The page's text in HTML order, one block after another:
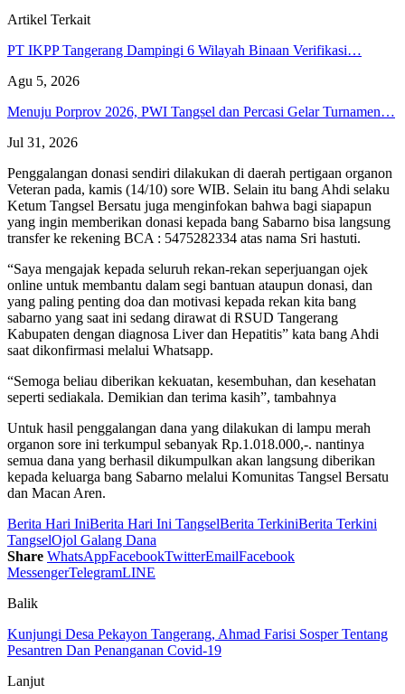
Artikel Terkait
PT IKPP Tangerang Dampingi 6 Wilayah Binaan Verifikasi…
Agu 5, 2026
Menuju Porprov 2026, PWI Tangsel dan Percasi Gelar Turnamen…
Jul 31, 2026
Penggalangan donasi sendiri dilakukan di daerah pertigaan organon
Veteran pada, kamis (14/10) sore WIB. Selain itu bang Ahdi selaku
Ketum Tangsel Bersatu juga menginfokan bahwa bagi siapapun
yang ingin memberikan donasi kepada bang Sabarno bisa langsung
transfer ke rekening BCA : 5475282334 atas nama Sri hastuti.
“Saya mengajak kepada seluruh rekan-rekan seperjuangan ojek
online untuk membantu dalam segi bantuan ataupun donasi, dan
yang paling penting doa dan motivasi kepada rekan kita bang
sabarno yang saat ini sedang dirawat di RSUD Tangerang
Kabupaten dengan diagnosa Liver dan Hepatitis” kata bang Ahdi
saat dikonfirmasi melalui Whatsapp.
“Semoga beliau diberikan kekuatan, kesembuhan, dan kesehatan
seperti sediakala. Demikian dan terima kasih”, tambahnya
Untuk hasil penggalangan dana yang dilakukan di lampu merah
organon sore ini terkumpul sebanyak Rp.1.018.000,-. nantinya
semua dana yang berhasil dikumpulkan akan langsung diberikan
kepada keluarga bang Sabarno melalui Komunitas Tangsel Bersatu
dan Macan Aren.
Berita Hari IniBerita Hari Ini TangselBerita TerkiniBerita Terkini
TangselOjol Galang Dana
Share WhatsAppFacebookTwitterEmailFacebook
MessengerTelegramLINE
Balik
Kunjungi Desa Pekayon Tangerang, Ahmad Farisi Sosper Tentang
Pesantren Dan Penanganan Covid-19
Lanjut